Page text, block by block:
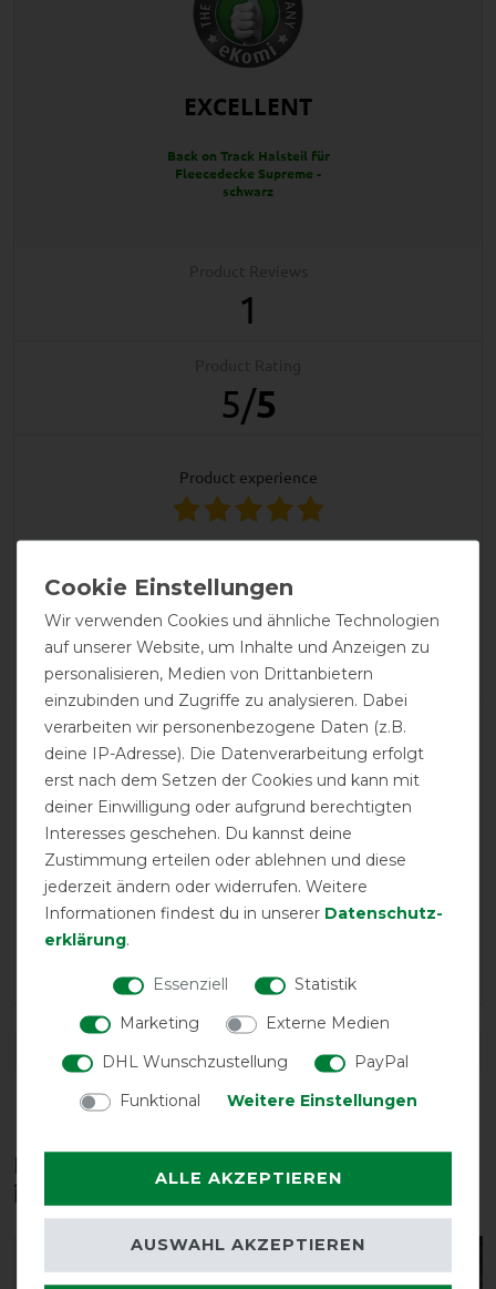
EXCELLENT
Back on Track Halsteil für
Fleecedecke Supreme -
schwarz
1
5/5
product experience
Positive
100%
Neutral
0%
Negative
0%
LATEST REVIEWS
28.11.2020
Durch das Winterfell meines Pferdes schwitzt dieser
nach dem Reiten am Hals natürlich noch mehr und mit
dem zusätzlichen Halsteil trocknet mein Pferd auch in
diesem Bereich ebenfalls viel schneller. Innerhalb
kürzester Zeit ist er trocken und so entspannt. Ich kann
mir nichts besseres für das Wohlbefinden meines
Pferdes vorstellen. Und ist mein Pferd zufrieden bin ich
DETAILS ZUR PRODUKTSICHERHEIT
Diese Produkte könnten dich auch
interessieren
Wir verwenden Cookies und ähnliche Technologien
auf unserer Website, um Inhalte und Anzeigen zu
personalisieren, Medien von Drittanbietern
einzubinden und Zugriffe zu analysieren. Dabei
verarbeiten wir personenbezogene Daten (z.B.
deine IP-Adresse). Die Datenverarbeitung erfolgt
erst nach dem Setzen der Cookies und kann mit
deiner Einwilligung oder aufgrund berechtigten
Interesses geschehen. Du kannst deine
Zustimmung erteilen oder ablehnen und diese
jederzeit ändern oder widerrufen. Weitere
Informationen findest du in unserer Daten­schutz­
erklärung.
Essenziell
Statistik
Marketing
Externe Medien
DHL Wunschzustellung
PayPal
Funktional
Weitere Einstellungen
ALLE AKZEPTIEREN
AUSWAHL AKZEPTIEREN